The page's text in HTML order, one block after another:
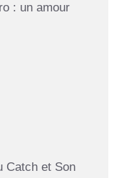
: un amour
Catch et Son